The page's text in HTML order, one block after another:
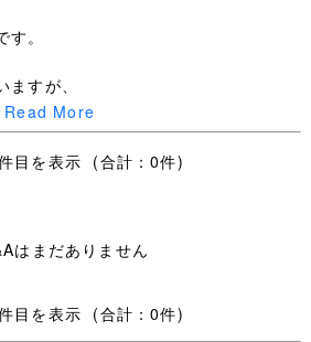
。
すが、
メージはありません。
ていただきます。
た制服なので、着用できないほど
記載していません、写真を優先し
Read More
目を表示 (合計：0件)
はまだありません
目を表示 (合計：0件)